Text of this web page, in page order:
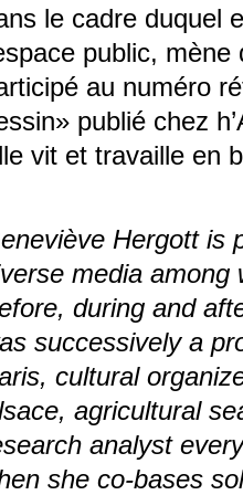
le cadre duquel
public,
au numéro
publié chez
vit et travaille en
Hergott is
media among
during and
successively a
cultural
agricultural
analyst
she co-bases